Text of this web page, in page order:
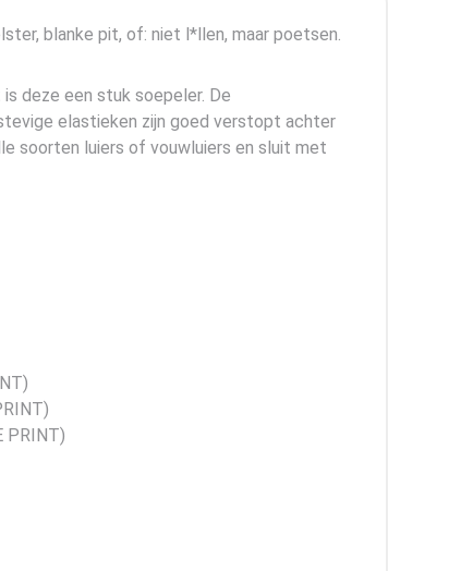
blanke pit, of: niet l*llen, maar poetsen.
deze een stuk soepeler. De
elastieken zijn goed verstopt achter
soorten luiers of vouwluiers en sluit met
PRINT)